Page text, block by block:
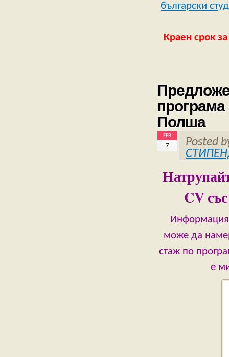
български
Краен срок
Полша
FEB
7
Posted
CV
може да
стаж по
е